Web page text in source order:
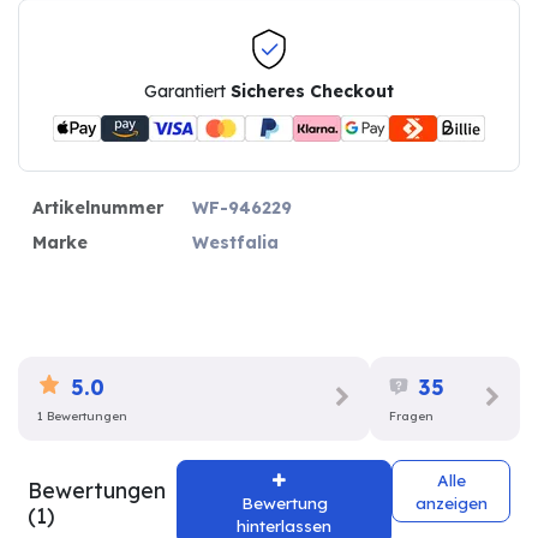
Garantiert Sicheres Checkout
Artikelnummer
WF-946229
Marke
Westfalia
5.0
1 Bewertungen
35
Fragen
Bewertungen
(1)
Bewertung
hinterlassen
Alle
anzeigen